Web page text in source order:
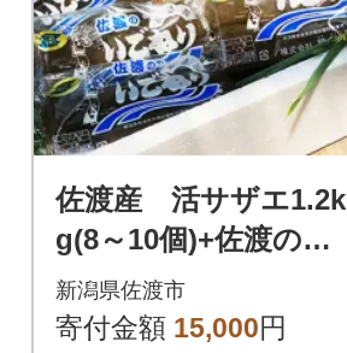
佐渡産 活サザエ1.2k
g(8～10個)+佐渡のソ
ールフード「いごね
り」5パック
新潟県佐渡市
寄付金額 15,000円